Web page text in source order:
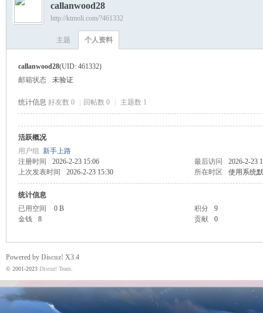
魔
›
callanwood28
http://ktmoli.com/?461332
主题 个人资料
callanwood28(UID: 461332)
邮箱状态
未验证
统计信息 好友数 0 回帖数 0 主题数 1
活跃概况
用户组 新手上路
注册时间
2026-2-23 15:06 最后访问
2026-2-23
上次发表时间
2026-2-23 15:30 所在时区 使用系统
统计信息
已用空间
0 B 积分
9
金钱
8 贡献 0
Powered by Discuz! X3.4
© 2001-2023 Discuz! Team